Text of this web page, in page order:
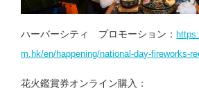
ハーバーシティ プロモーション：
m.hk/en/happening/national-day-fireworks-
花火鑑賞券オンライン購入：